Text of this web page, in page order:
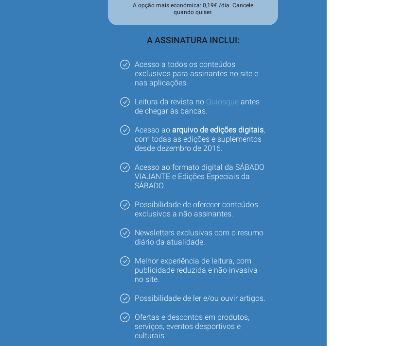
A opção mais económica: 0,19€ /dia. Cancele
quando quiser.
A ASSINATURA INCLUI:
Acesso a todos os conteúdos
exclusivos para assinantes no site e
nas aplicações.
Leitura da revista no Quiosque antes
de chegar às bancas.
Acesso ao arquivo de edições digitais,
com todas as edições e suplementos
desde dezembro de 2016.
Acesso ao formato digital da SÁBADO
VIAJANTE e Edições Especiais da
SÁBADO.
Possibilidade de oferecer conteúdos
exclusivos a não assinantes.
Newsletters exclusivas com o resumo
diário da atualidade.
Melhor experiência de leitura, com
publicidade reduzida e não invasiva
no site.
Possibilidade de ler e/ou ouvir artigos.
Ofertas e descontos em produtos,
serviços, eventos desportivos e
culturais.